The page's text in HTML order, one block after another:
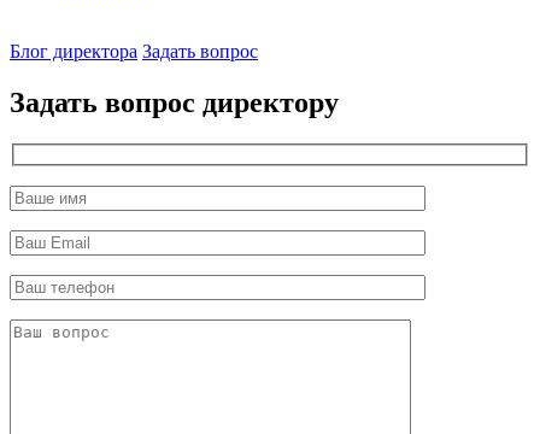
директор
Блог директора Задать вопрос
Задать вопрос директору